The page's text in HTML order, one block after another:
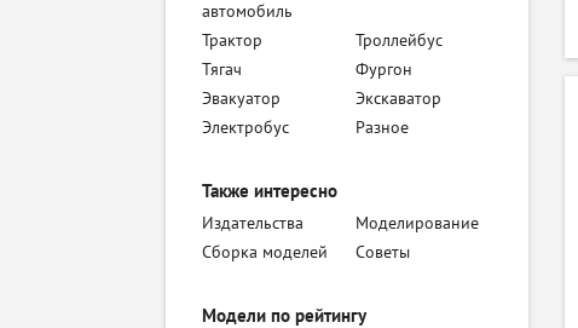
автомобиль
Трактор
Троллейбус
Тягач
Фургон
Эвакуатор
Экскаватор
Электробус
Разное
Также интересно
Издательства
Моделирование
Сборка моделей
Советы
Модели по рейтингу